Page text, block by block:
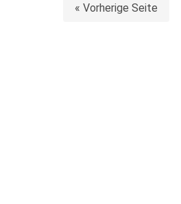
« Vorherige Seite